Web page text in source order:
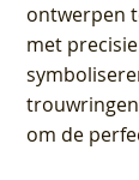
ontwerpen
met
om de